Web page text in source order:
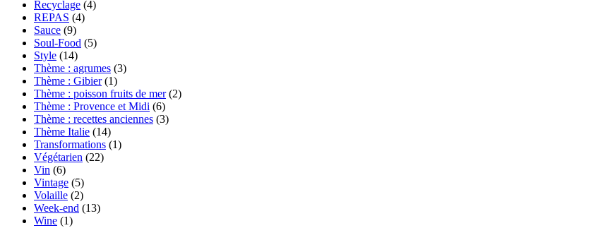
Recyclage (4)
REPAS (4)
Sauce (9)
Soul-Food (5)
Style (14)
Thème : agrumes (3)
Thème : Gibier(1)
Thème : poisson fruits de mer(2)
Thème : Provence et Midi (6)
Thème : recettes anciennes (3)
Thème Italie (14)
Transformations (1)
Végétarien (22)
Vin (6)
Vintage (5)
Volaille (2)
Week-end (13)
Wine (1)